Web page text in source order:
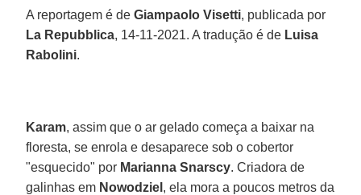
A reportagem é deGiampaolo Visetti, publicada por
La Repubblica, 14-11-2021. A tradução é de Luisa
Rabolini.
Karam, assim que o ar gelado começa a baixar na
floresta, se enrola e desaparece sob o cobertor
"esquecido" por Marianna Snarscy. Criadora de
galinhas em Nowodziel , ela mora a poucos metros da